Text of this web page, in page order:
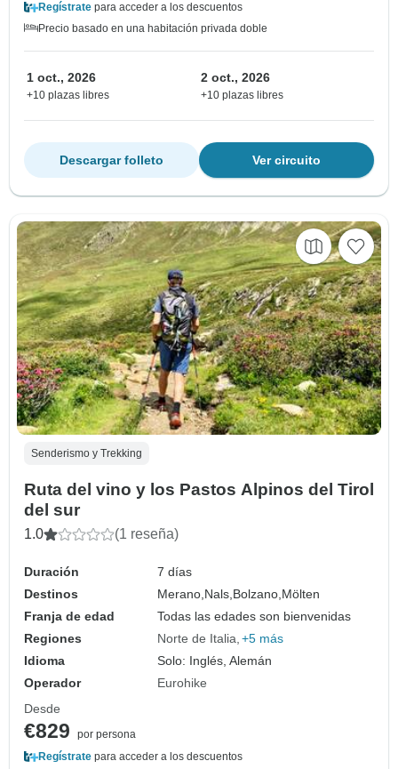
Regístrate para acceder a los descuentos
Precio basado en una habitación privada doble
1 oct., 2026
+10 plazas libres
2 oct., 2026
+10 plazas libres
Ver circuito
Descargar folleto
Senderismo y Trekking
Ruta del vino y los Pastos Alpinos del Tirol
del sur
1.0 (1 reseña)
Duración
7 días
Destinos
Merano, Nals, Bolzano, Mölten
Franja de edad
Todas las edades son bienvenidas
Regiones
Norte de Italia +5 más
Idioma
Solo: Inglés, Alemán
Operador
Eurohike
Desde
€829
por persona
Regístrate para acceder a los descuentos